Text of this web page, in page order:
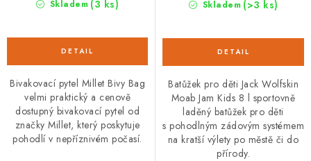
Skladem (3 ks)
Bivakovací pytel Millet Bivy Bag
velmi praktický a cenově
dostupný bivakovací pytel od
značky Millet, který poskytuje
pohodlí v nepříznivém počasí.
Skladem (>3 ks)
Batůžek pro děti Jack Wolfskin
Moab Jam Kids 8 l sportovně
laděný batůžek pro děti
s pohodlným zádovým systémem
na kratší výlety po městě či do
přírody.